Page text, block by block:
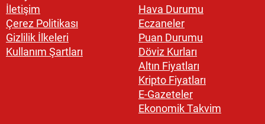
İletişim
Çerez Politikası
Gizlilik İlkeleri
Kullanım Şartları
Hava Durumu
Eczaneler
Puan Durumu
Döviz Kurları
Altın Fiyatları
Kripto Fiyatları
E-Gazeteler
Ekonomik Takvim